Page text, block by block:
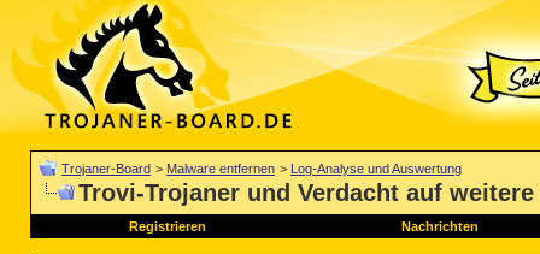
Trojaner-Board > Malware entfernen > Log-Analyse und Auswertung
Trovi-Trojaner und Verdacht auf
Registrieren Nachrichten